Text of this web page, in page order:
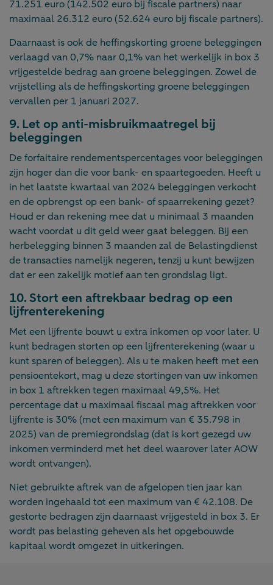
71.251 euro (142.502 euro bij fiscale partners) naar
maximaal 26.312 euro (52.624 euro bij fiscale partners).
Daarnaast is ook de heffingskorting groene beleggingen
verlaagd van 0,7% naar 0,1% van het werkelijk in box 3
vrijgestelde bedrag aan groene beleggingen. Zowel de
vrijstelling als de heffingskorting groene beleggingen
vervallen per 1 januari 2027.
9. Let op anti-misbruikmaatregel bij
beleggingen
De forfaitaire rendementspercentages voor beleggingen
zijn hoger dan die voor bank- en spaartegoeden. Heeft u
in het laatste kwartaal van 2024 beleggingen verkocht
en de opbrengst op een bank- of spaarrekening gezet?
Houd er dan rekening mee dat u minimaal 3 maanden
wacht voordat u dit geld weer gaat beleggen. Bij een
herbelegging binnen 3 maanden zal de Belastingdienst
de transacties namelijk negeren, tenzij u kunt bewijzen
dat er een zakelijk motief aan ten grondslag ligt.
10. Stort een aftrekbaar bedrag op een
lijfrenterekening
Met een lijfrente bouwt u extra inkomen op voor later. U
kunt bedragen storten op een lijfrenterekening (waar u
kunt sparen of beleggen). Als u te maken heeft met een
pensioentekort, mag u deze stortingen van uw inkomen
in box 1 aftrekken tegen maximaal 49,5%. Het
percentage dat u maximaal fiscaal mag aftrekken voor
lijfrente is 30% (met een maximum van € 35.798 in
2025) van de premiegrondslag (dat is kort gezegd uw
inkomen verminderd met het deel waarover later AOW
wordt ontvangen).
Niet gebruikte aftrek van de afgelopen tien jaar kan
worden ingehaald tot een maximum van € 42.108. De
gestorte bedragen zijn daarnaast vrijgesteld in box 3. Er
wordt pas belasting geheven als het opgebouwde
kapitaal wordt omgezet in uitkeringen.